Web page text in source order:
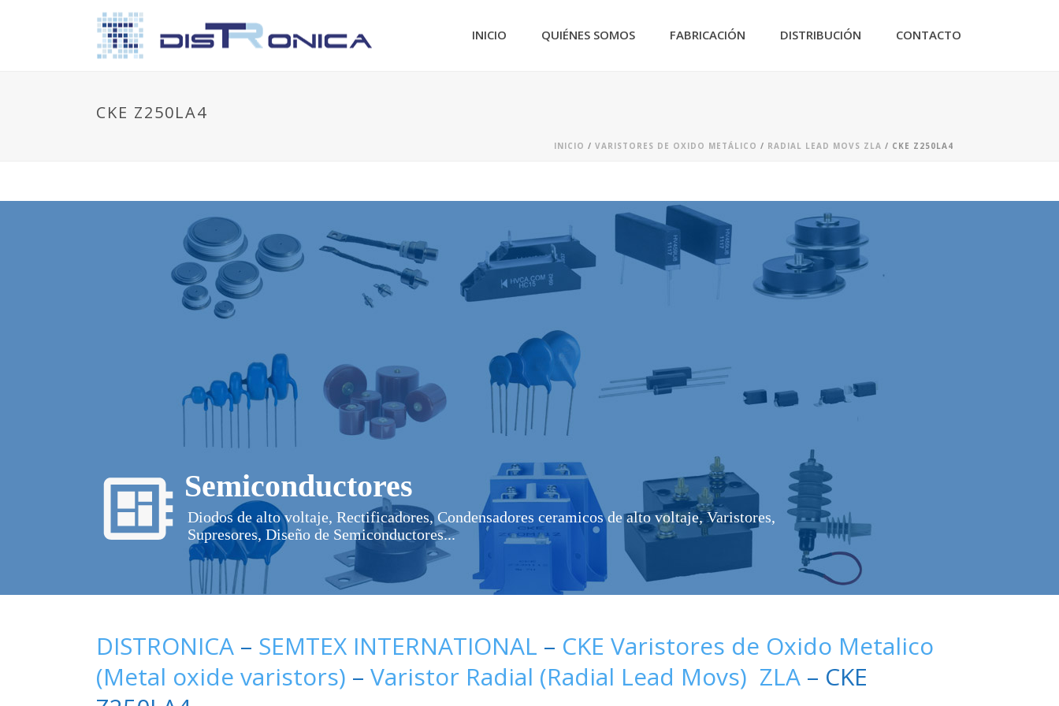
INICIO QUIÉNES SOMOS FABRICACIÓN DISTRIBUCIÓN CONTACTO
CKE Z250LA4
INICIO / VARISTORES DE OXIDO METÁLICO / RADIAL LEAD MOVS ZLA / CKE Z250LA4
Semiconductores
Diodos de alto voltaje, Rectificadores, Condensadores ceramicos de alto voltaje, Varistores,
Supresores, Diseño de Semiconductores...
DISTRONICA – SEMTEX INTERNATIONAL – CKE Varistores de Oxido Metalico
(Metal oxide varistors) – Varistor Radial (Radial Lead Movs) ZLA – CKE